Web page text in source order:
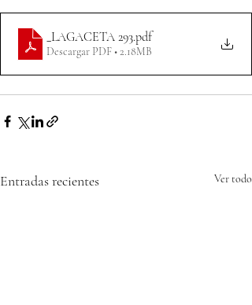
_LAGACETA 293.pdf
Descargar PDF • 2.18MB
Entradas recientes Ver todo